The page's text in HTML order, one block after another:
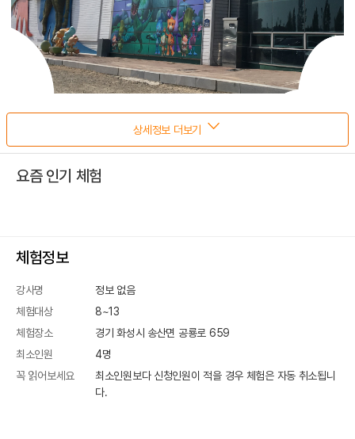
상세정보 더보기
요즘 인기 체험
체험정보
강사명
정보 없음
체험대상
8~13
체험장소
경기 화성시 송산면 공룡로 659
최소인원
4명
꼭 읽어보세요
최소인원보다 신청인원이 적을 경우 체험은 자동 취소됩니
다.